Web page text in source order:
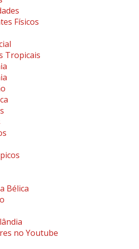
Físicos
Tropicais
Bélica
no Youtube